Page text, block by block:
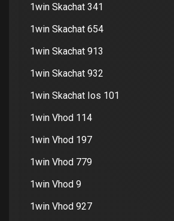
1win Skachat 341
1win Skachat 654
1win Skachat 913
1win Skachat 932
1win Skachat Ios 101
1win Vhod 114
1win Vhod 197
1win Vhod 779
1win Vhod 9
1win Vhod 927